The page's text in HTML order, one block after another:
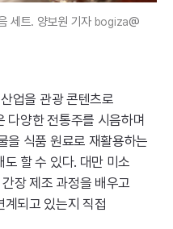
세트. 양보원 기자 bogiza@
업을 관광 콘텐츠로
다양한 전통주를 시음하며
을 식품 원료로 재활용하는
할 수 있다. 대만 미소
장 제조 과정을 배우고
되고 있는지 직접